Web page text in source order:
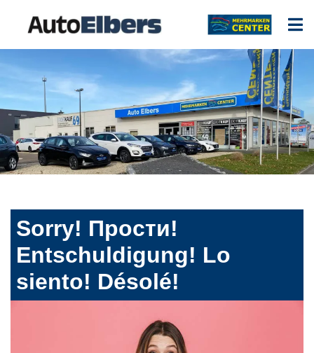
Sorry! Прости!
Entschuldigung! Lo
siento! Désolé!